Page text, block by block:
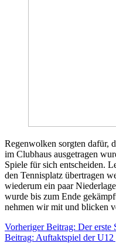
Regenwolken sorgten dafür,
im Clubhaus ausgetragen
Spiele für sich entscheiden.
den Tennisplatz übertragen
wiederum ein paar
wurde bis zum Ende
nehmen wir mit und blicken
Vorheriger Beitrag: Der erste
Beitrag: Auftaktspiel der U12